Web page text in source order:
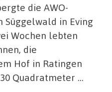
die AWO-
Süggelwald in Eving
Wochen lebten
die
Hof in Ratingen
Quadratmeter …